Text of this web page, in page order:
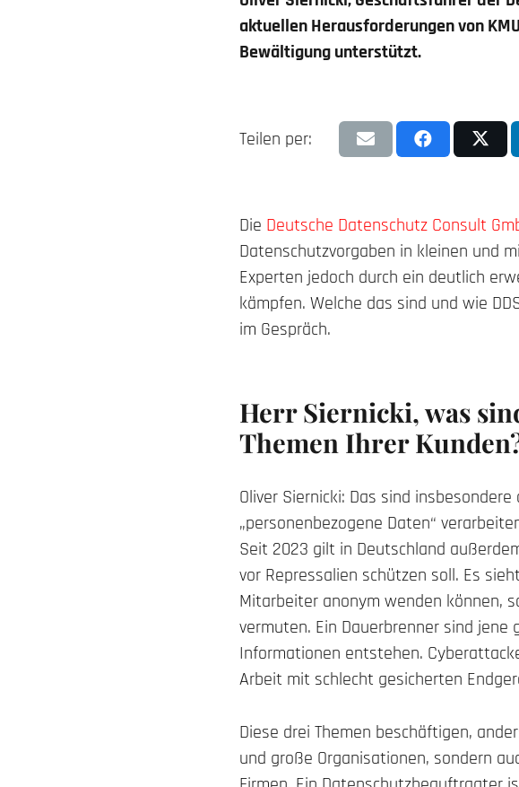
aktuellen Herausforderungen von
Bewältigung unterstützt.
Teilen per:
Die Deutsche Datenschutz Consult
Datenschutzvorgaben in kleinen und
Experten jedoch durch ein deutlich
kämpfen. Welche das sind und wie
im Gespräch.
Herr Siernicki, was
Themen Ihrer
Oliver Siernicki: Das sind
„personenbezogene Daten“
Seit 2023 gilt in Deutschland
vor Repressalien schützen soll. Es
Mitarbeiter anonym wenden können,
vermuten. Ein Dauerbrenner sind
Informationen entstehen.
Arbeit mit schlecht gesicherten
Diese drei Themen beschäftigen,
und große Organisationen, sondern